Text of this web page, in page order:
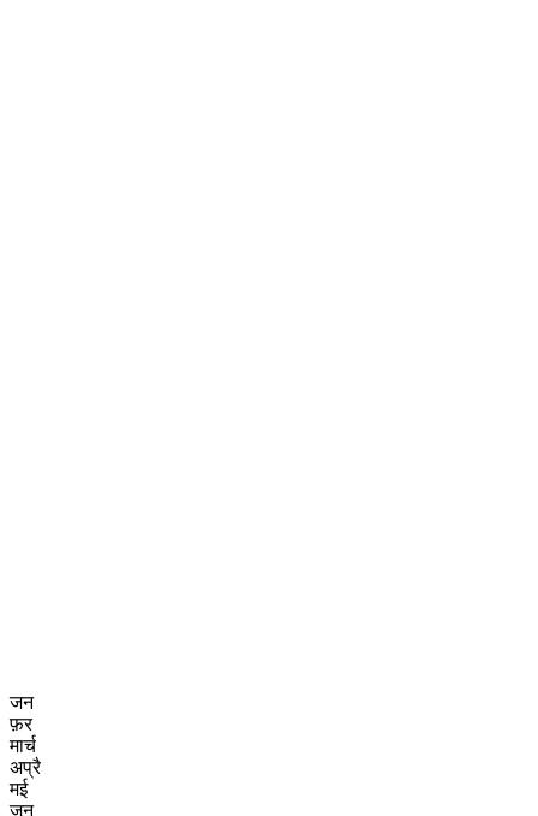
जन
फ़र
मार्च
अप्रै
मई
जून